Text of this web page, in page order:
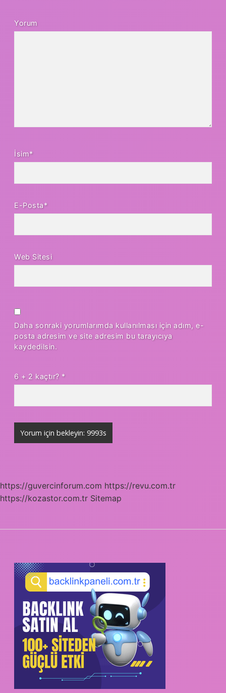
Yorum
İsim*
E-Posta*
Web Sitesi
Daha sonraki yorumlarımda kullanılması için adım, e-
posta adresim ve site adresim bu tarayıcıya
kaydedilsin.
6 + 2 kaçtır? *
https://guvercinforum.com https://revu.com.tr
https://kozastor.com.tr Sitemap
SIDEBAR